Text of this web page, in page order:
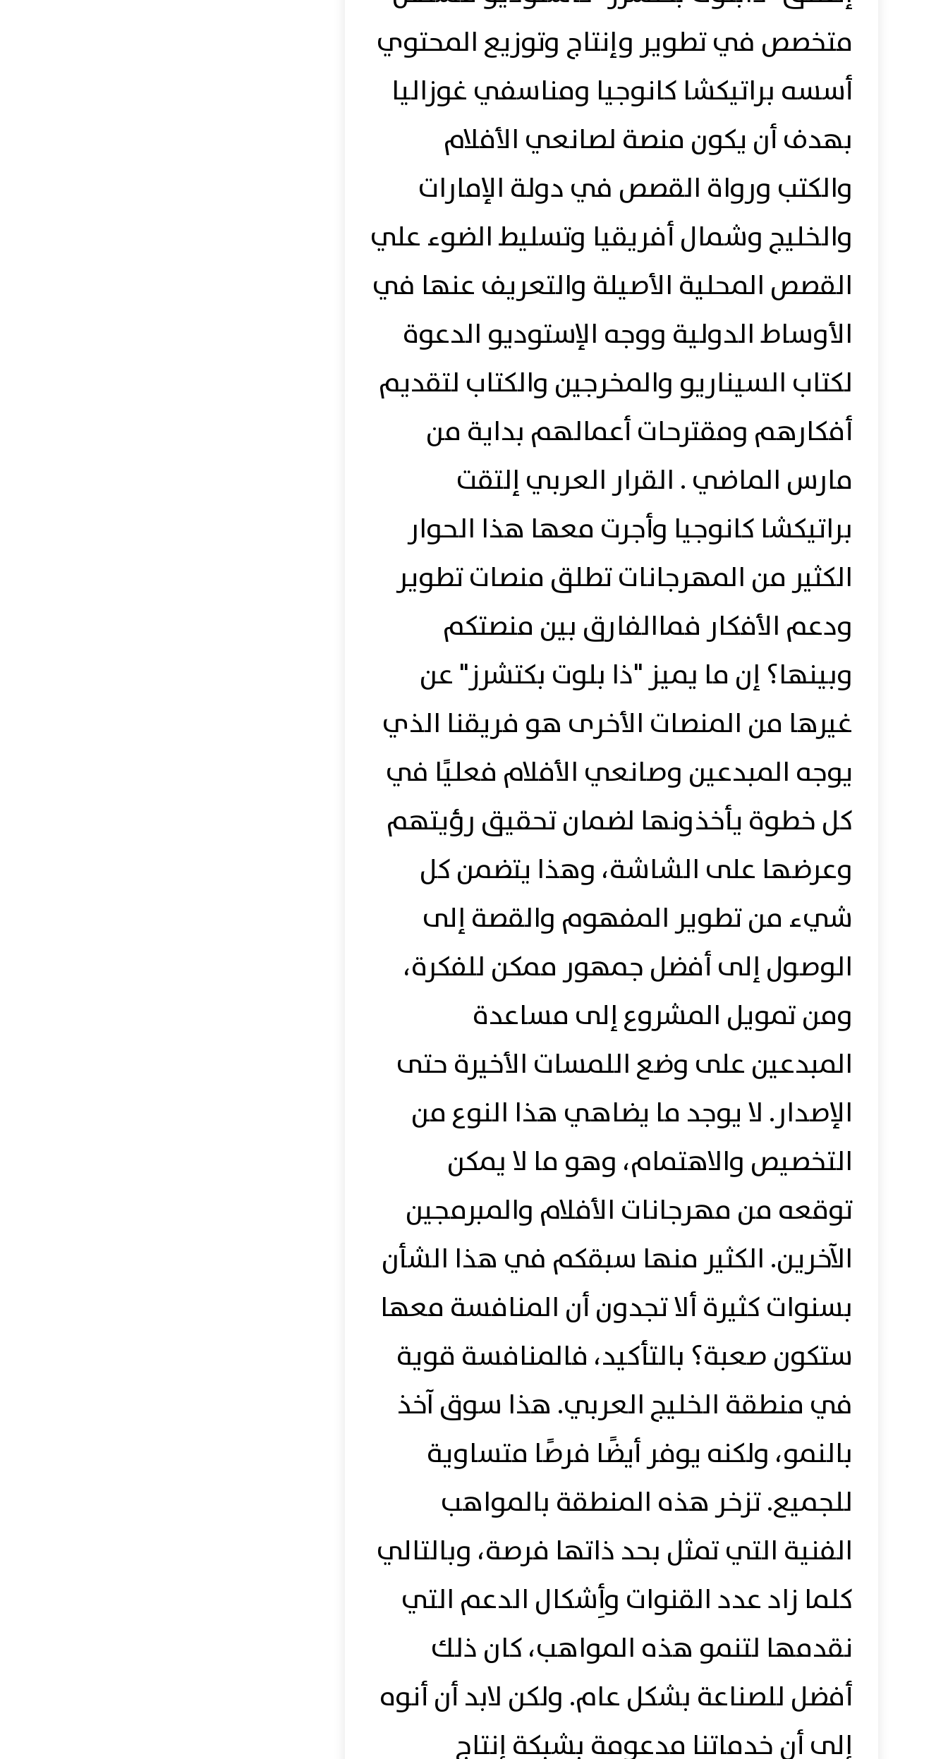
متخصص في تطوير وإنتاج وتوزيع المحتوي
أسسه براتيكشا كانوجيا ومناسفي غوزاليا
بهدف أن يكون منصة لصانعي الأفلام
والكتب ورواة القصص في دولة الإمارات
والخليج وشمال أفريقيا وتسليط الضوء علي
القصص المحلية الأصيلة والتعريف عنها في
الأوساط الدولية ووجه الإستوديو الدعوة
لكتاب السيناريو والمخرجين والكتاب لتقديم
أفكارهم ومقترحات أعمالهم بداية من
مارس الماضي . القرار العربي إلتقت
براتيكشا كانوجيا وأجرت معها هذا الحوار
الكثير من المهرجانات تطلق منصات تطوير
ودعم الأفكار فماالفارق بين منصتكم
وبينها؟ إن ما يميز "ذا بلوت بكتشرز" عن
غيرها من المنصات الأخرى هو فريقنا الذي
يوجه المبدعين وصانعي الأفلام فعليًا في
كل خطوة يأخذونها لضمان تحقيق رؤيتهم
وعرضها على الشاشة، وهذا يتضمن كل
شيء من تطوير المفهوم والقصة إلى
الوصول إلى أفضل جمهور ممكن للفكرة،
ومن تمويل المشروع إلى مساعدة
المبدعين على وضع اللمسات الأخيرة حتى
الإصدار. لا يوجد ما يضاهي هذا النوع من
التخصيص والاهتمام، وهو ما لا يمكن
توقعه من مهرجانات الأفلام والمبرمجين
الآخرين. الكثير منها سبقكم في هذا الشأن
بسنوات كثيرة ألا تجدون أن المنافسة معها
ستكون صعبة؟ بالتأكيد، فالمنافسة قوية
في منطقة الخليج العربي. هذا سوق آخذ
بالنمو، ولكنه يوفر أيضًا فرصًا متساوية
للجميع. تزخر هذه المنطقة بالمواهب
الفنية التي تمثل بحد ذاتها فرصة، وبالتالي
كلما زاد عدد القنوات وأِشكال الدعم التي
نقدمها لتنمو هذه المواهب، كان ذلك
أفضل للصناعة بشكل عام. ولكن لابد أن أنوه
إلى أن خدماتنا مدعومة بشبكة إنتاج